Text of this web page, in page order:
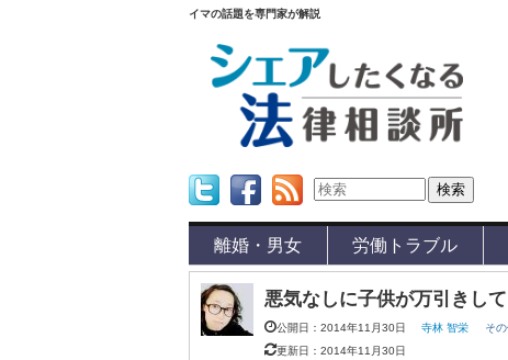
イマの話題を専門家が解説
離婚・男女 労働トラブル
悪気なしに子供が万引きし
公開日：2014年11月30日 寺林 智栄
そ
更新日：2014年11月30日